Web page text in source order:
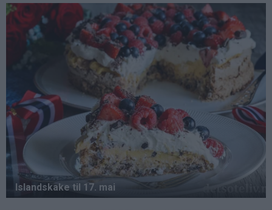
Hopp
hovedinnhold